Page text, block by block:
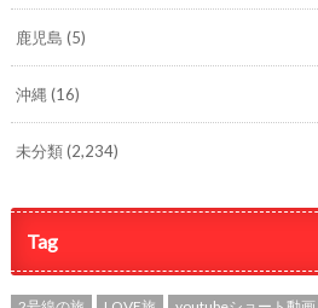
鹿児島 (5)
沖縄 (16)
未分類(2,234)
Tag